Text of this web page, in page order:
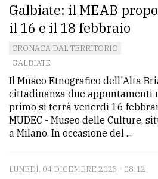
Galbiate: il MEAB
il 16 e il 18 febbraio
CRONACA DAL TERRITORIO
GALBIATE
Il Museo Etnografico dell'Alta
cittadinanza due appuntamenti
primo si terrà venerdì 16
MUDEC - Museo delle Culture,
a Milano. In occasione del ...
LUNEDÌ, 04 DICEMBRE 2023 - 08:12